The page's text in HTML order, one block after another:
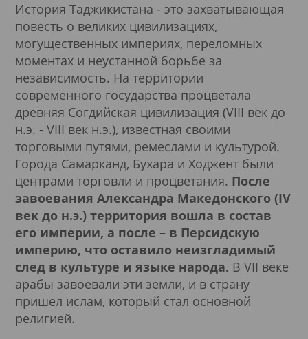
История Таджикистана - это захватывающая
повесть о великих цивилизациях,
могущественных империях, переломных
моментах и неустанной борьбе за
независимость. На территории
современного государства процветала
древняя Согдийская цивилизация (VIII век до
н.э. - VIII век н.э.), известная своими
торговыми путями, ремеслами и культурой.
Города Самарканд, Бухара и Ходжент были
центрами торговли и процветания. После
завоевания Александра Македонского (IV
век до н.э.) территория вошла в состав
его империи, а после – в Персидскую
империю, что оставило неизгладимый
след в культуре и языке народа. В VII веке
арабы завоевали эти земли, и в страну
пришел ислам, который стал основной
религией.